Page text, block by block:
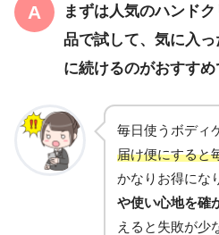
まずは人気のハンド
品で試して、気に入
に続けるのがおすすめ
毎日使うボディ
届け便にすると
かなりお得にな
や使い心地を確
えると失敗が少